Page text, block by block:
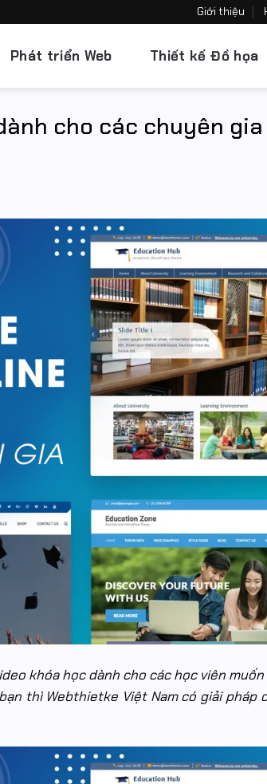
Giới thiệu
Phát triển Web Thiết kế Đồ họa
cho các chuyên gia
khóa học dành cho các học viên
thì Webthietke Việt Nam có giải pháp